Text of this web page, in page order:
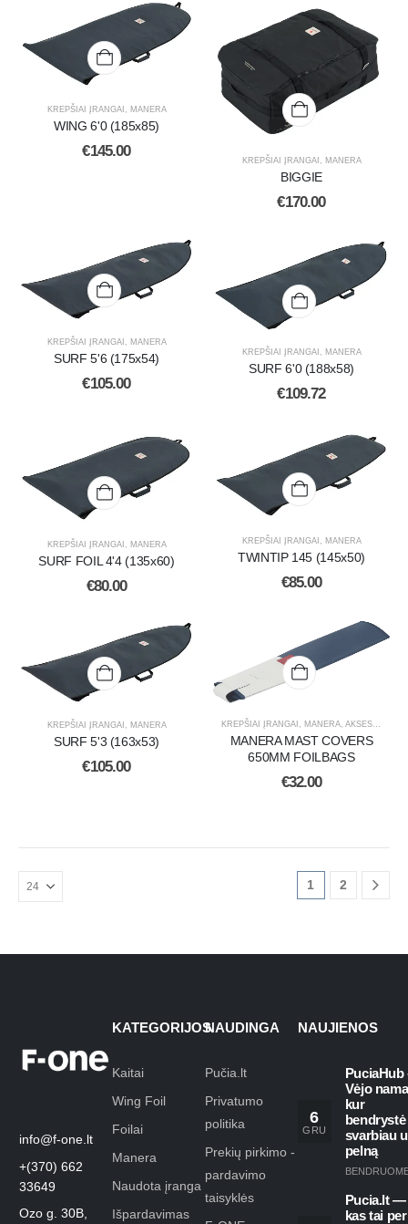
KREPŠIAI ĮRANGAI , MANERA
WING 6'0 (185x85)
€145.00
KREPŠIAI ĮRANGAI , MANERA
BIGGIE
€170.00
KREPŠIAI ĮRANGAI , MANERA
SURF 5'6 (175x54)
€105.00
KREPŠIAI ĮRANGAI , MANERA
SURF 6'0 (188x58)
€109.72
KREPŠIAI ĮRANGAI MANERA
SURF FOIL 4'4 (135x60)
€80.00
KREPŠIAI ĮRANGAI MANERA
TWINTIP 145 (145x50)
€85.00
KREPŠIAI ĮRANGAI , MANERA
SURF 5'3 (163x53)
€105.00
KREPŠIAI ĮRANGAI , MANERA,AKSESUARAI
MANERA MAST COVERS
650MM FOILBAGS
€32.00
1 2
info@f-one.lt
+(370) 662
33649
Ozo g. 30B,
KATEGORIJOS
Kaitai
Wing Foil
Foilai
Manera
Naudota įranga
Išpardavimas
NAUDINGA
Pučia.lt
Privatumo
politika
Prekių pirkimo -
pardavimo
taisyklės
NAUJIENOS
6
GRU
PuciaHub
Vėjo
kur
bendrystė
svarbiau
pelną
Pucia.lt —
kas tai per